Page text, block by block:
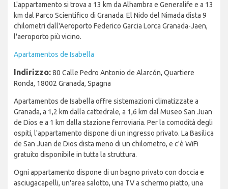
L'appartamento si trova a 13 km da Alhambra e Generalife e a 13
km dal Parco Scientifico di Granada. El Nido del Nimada dista 9
chilometri dall'Aeroporto Federico Garcia Lorca Granada-Jaen,
l'aeroporto più vicino.
Apartamentos de Isabella
Indirizzo:80 Calle Pedro Antonio de Alarcón, Quartiere
Ronda, 18002 Granada, Spagna
Apartamentos de Isabella offre sistemazioni climatizzate a
Granada, a 1,2 km dalla cattedrale, a 1,6 km dal Museo San Juan
de Dios e a 1 km dalla stazione ferroviaria. Per la comodità degli
ospiti, l'appartamento dispone di un ingresso privato. La Basilica
de San Juan de Dios dista meno di un chilometro, e c'è WiFi
gratuito disponibile in tutta la struttura.
Ogni appartamento dispone di un bagno privato con doccia e
asciugacapelli, un'area salotto, una TV a schermo piatto, una